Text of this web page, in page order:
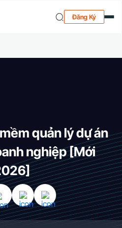
Đăng Ký
quản lý dự án
nghiệp [Mới